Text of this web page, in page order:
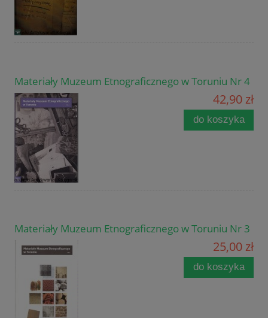
Materiały Muzeum Etnograficznego w Toruniu Nr 4
42,90 zł
do koszyka
Materiały Muzeum Etnograficznego w Toruniu Nr 3
25,00 zł
do koszyka